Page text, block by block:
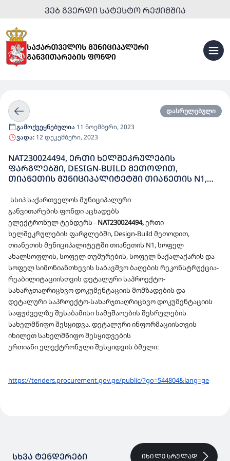
ᲕᲔᲑ ᲒᲕᲔᲠᲓᲘ ᲡᲐᲢᲔᲡᲢᲝ ᲠᲔᲟᲘᲛᲨᲘᲐ
დასრულებული
გამოქვეყნებულია 11 ნოემბერი, 2023
ვადა: 12 დეკემბერი, 2023
NAT230024494, ᲔᲠᲗᲘ ᲮᲔᲚᲨᲔᲙᲠᲣᲚᲔᲑᲘᲡ
ᲤᲐᲠᲒᲚᲔᲑᲨᲘ, DESIGN-BUILD ᲛᲔᲗᲝᲓᲘᲗ,
ᲗᲘᲐᲜᲔᲗᲘᲡ ᲛᲣᲜᲘᲪᲘᲞᲐᲚᲘᲢᲔᲢᲨᲘ ᲗᲘᲐᲜᲔᲗᲘᲡ N1,
ᲡᲝᲤᲔᲚ ᲜᲐᲥᲐᲚᲐᲥᲐᲠᲘᲡ ᲓᲐ ᲡᲝᲤᲔᲚ
ᲡᲘᲛᲝᲜᲘᲐᲜᲗᲮᲔᲕᲘᲡ ᲡᲐᲑᲐᲕᲨᲕᲝ ᲑᲐᲦᲔᲑᲘᲡ
ᲠᲔᲙᲝᲜᲡᲢᲠᲣᲥᲪᲘᲐ-ᲠᲔᲐᲑᲘᲚᲘᲢᲐᲪᲘᲘᲡᲗᲕᲘᲡ
ᲓᲔᲢᲐᲚᲣᲠᲘ ᲡᲐᲞᲠᲝᲔᲥᲢᲝ-ᲡᲐᲮᲐᲠᲯᲗᲐᲦᲠᲘᲪᲮᲕᲝ
ᲓᲝᲙᲣᲛᲔᲜᲢᲐᲪᲘᲘᲡ ᲛᲝᲛᲖᲐᲓᲔᲑᲘᲡ ᲓᲐ ᲓᲔᲢᲐᲚᲣᲠᲘ
ᲡᲐᲞᲠᲝᲔᲥᲢᲝ-ᲡᲐᲮᲐᲠᲯᲗᲐᲦᲠᲘᲪᲮᲕᲝ
ᲓᲝᲙᲣᲛᲔᲜᲢᲐᲪᲘᲘᲡ ᲡᲐᲤᲣᲫᲕᲔᲚᲖᲔ ᲨᲔᲡᲐᲑᲐᲛᲘᲡᲘ
ᲡᲐᲛᲣᲨᲐᲝᲔᲑᲘᲡ ᲨᲔᲡᲠᲣᲚᲔᲑᲘᲡ ᲡᲐᲮᲔᲚᲛᲬᲘᲤᲝ
ᲨᲔᲡᲧᲘᲓᲕᲐ
სსიპ საქართველოს მუნიციპალური
განვითარების ფონდი აცხადებს
ელექტრონულ ტენდერს - NAT230024494,ერთი
ხელშეკრულების ფარგლებში, Design-Build მეთოდით,
თიანეთის მუნიციპალიტეტში თიანეთის N1, სოფელ
ახალსოფლის, სოფელ თუშურების, სოფელ ნაქალაქარის და
სოფელ სიმონიანთხევის საბავშვო ბაღების რეკონსტრუქცია-
რეაბილიტაციისთვის დეტალური საპროექტო-
სახარჯთაღრიცხვო დოკუმენტაციის მომზადების და
დეტალური საპროექტო-სახარჯთაღრიცხვო დოკუმენტაციის
საფუძველზე შესაბამისი სამუშაოების შესრულების
სახელმწიფო შესყიდვა. დეტალური ინფორმაციისთვის
იხილეთ სახელმწიფო შესყიდვების
ერთიანი ელექტრონული შესყიდვის ბმული:
https://tenders.procurement.gov.ge/public/?go=544804&lang=ge
ᲡᲮᲕᲐ ᲢᲔᲜᲓᲔᲠᲔᲑᲘ ᲘᲮᲘᲚᲔ ᲡᲠᲣᲚᲐᲓ